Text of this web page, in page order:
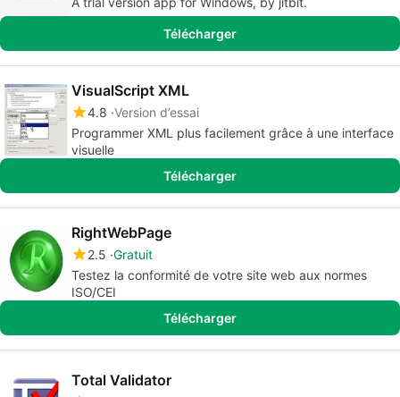
Télécharger
VisualScript XML
4.8 Version d’essai
Programmer XML plus facilement grâce à une interface
visuelle
Télécharger
RightWebPage
2.5 Gratuit
Testez la conformité de votre site web aux normes
ISO/CEI
Télécharger
Total Validator